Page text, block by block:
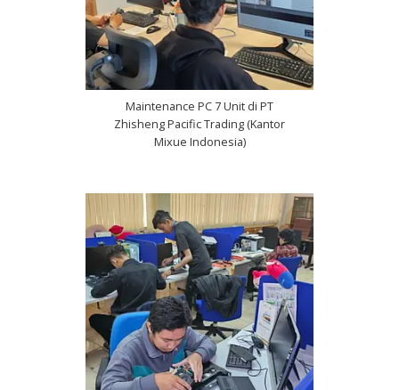
Maintenance PC 7 Unit di PT
Zhisheng Pacific Trading (Kantor
Mixue Indonesia)